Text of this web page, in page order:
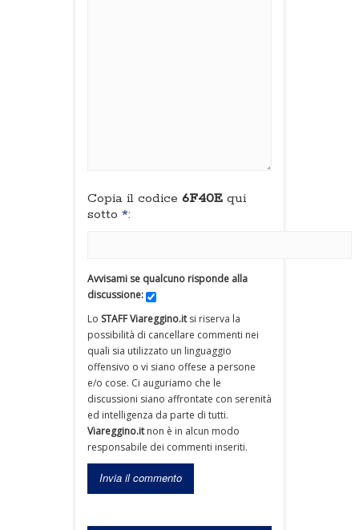
Copia il codice 6F40E qui
sotto *:
Avvisami se qualcuno risponde alla
discussione:
Lo STAFF Viareggino.itsi riserva la
possibilità di cancellare commenti nei
quali sia utilizzato un linguaggio
offensivo o vi siano offese a persone
e/o cose. Ci auguriamo che le
discussioni siano affrontate con serenità
ed intelligenza da parte di tutti.
Viareggino.itnon è in alcun modo
responsabile dei commenti inseriti.